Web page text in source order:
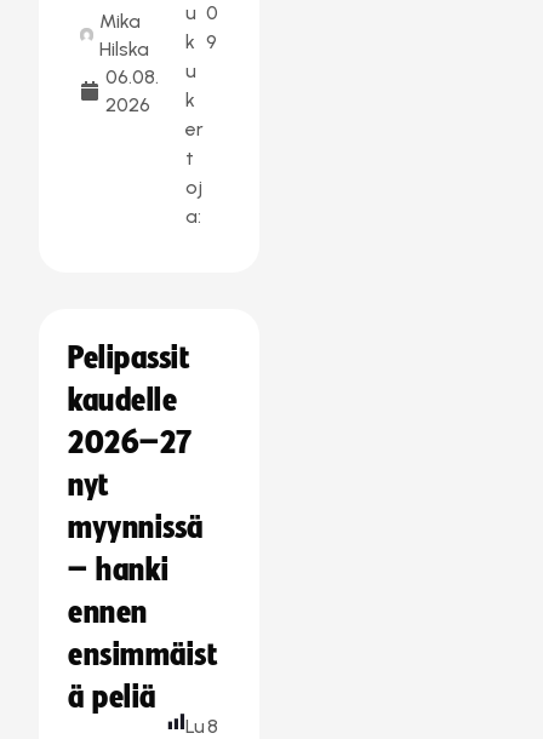
Mika
Hilska
06.08.
2026
u
k
u
k
er
t
oj
a:
0
9
Pelipassit
kaudelle
2026–27
nyt
myynnissä
– hanki
ennen
ensimmäist
ä peliä
Lu8